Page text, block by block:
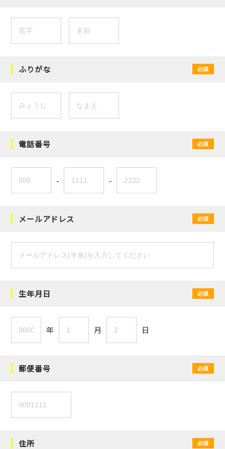
ふりがな 必須
電話番号 必須
- -
メールアドレス 必須
生年月日 必須
年 月 日
郵便番号 必須
住所 必須